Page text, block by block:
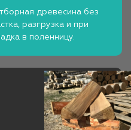
древесина без
разгрузка и при
в поленницу.